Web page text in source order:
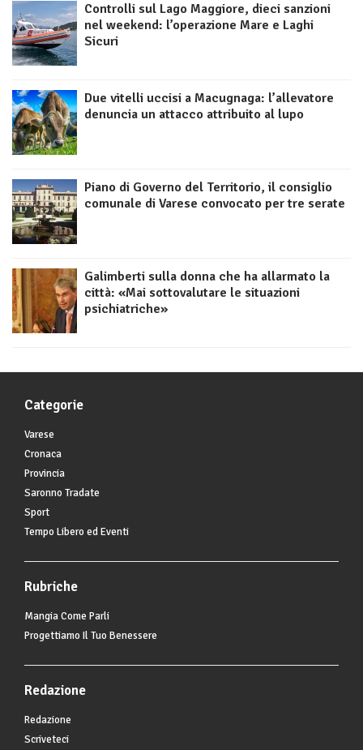
Controlli sul Lago Maggiore, dieci sanzioni
nel weekend: l’operazione Mare e Laghi
Sicuri
Due vitelli uccisi a Macugnaga: l’allevatore
denuncia un attacco attribuito al lupo
Piano di Governo del Territorio, il consiglio
comunale di Varese convocato per tre serate
Galimberti sulla donna che ha allarmato la
città: «Mai sottovalutare le situazioni
psichiatriche»
Categorie
Varese
Cronaca
Provincia
Saronno Tradate
Sport
Tempo Libero ed Eventi
Rubriche
Mangia Come Parli
Progettiamo Il Tuo Benessere
Redazione
Redazione
Scriveteci